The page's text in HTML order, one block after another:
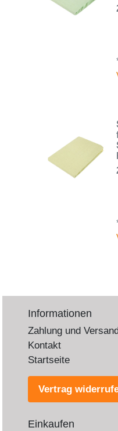
Informationen
Zahlung und Versand
Kontakt
Startseite
Vertrag
Einkaufen